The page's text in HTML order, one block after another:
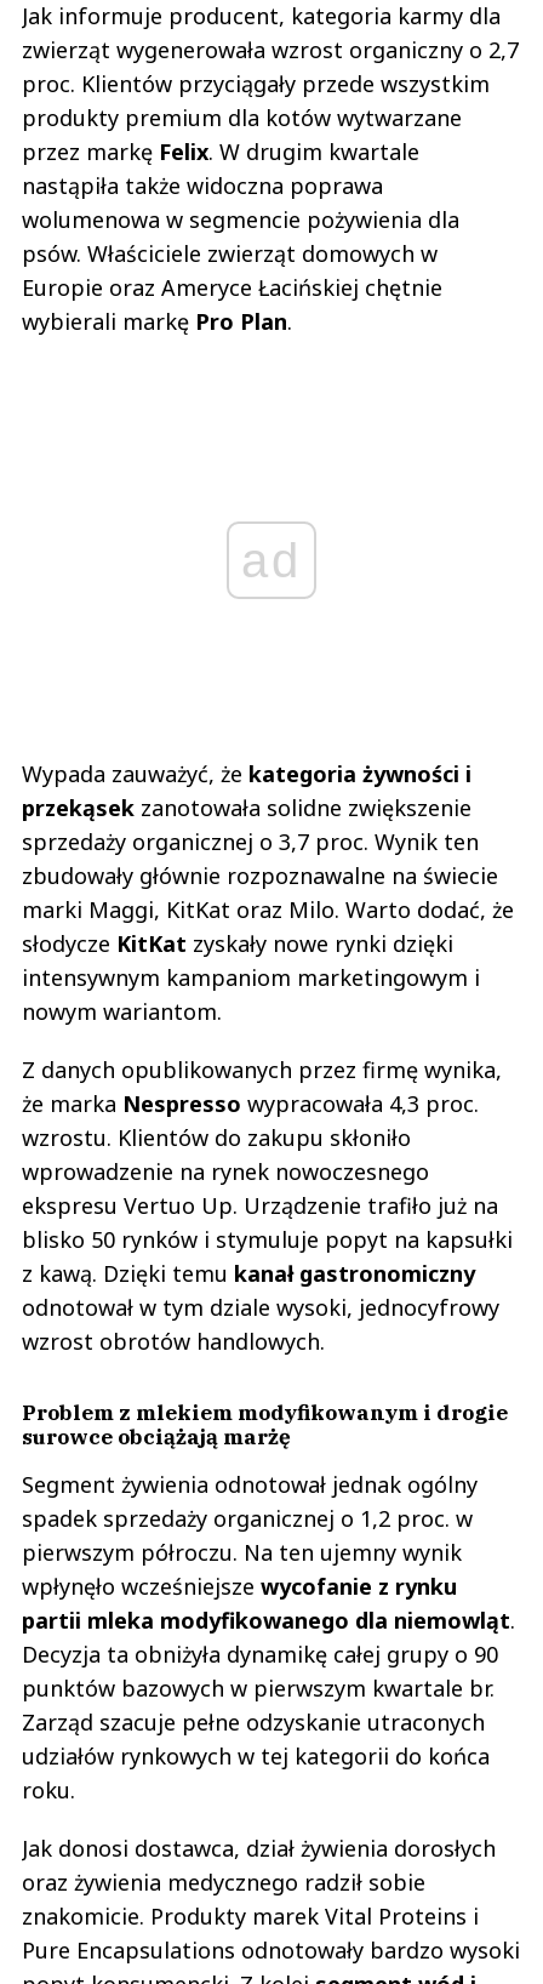
Jak informuje producent, kategoria karmy dla
zwierząt wygenerowała wzrost organiczny o 2,7
proc. Klientów przyciągały przede wszystkim
produkty premium dla kotów wytwarzane
przez markę Felix. W drugim kwartale
nastąpiła także widoczna poprawa
wolumenowa w segmencie pożywienia dla
psów. Właściciele zwierząt domowych w
Europie oraz Ameryce Łacińskiej chętnie
wybierali markę Pro Plan.
ad
Wypada zauważyć, że kategoria żywności i
przekąsek zanotowała solidne zwiększenie
sprzedaży organicznej o 3,7 proc. Wynik ten
zbudowały głównie rozpoznawalne na świecie
marki Maggi, KitKat oraz Milo. Warto dodać, że
słodycze KitKat zyskały nowe rynki dzięki
intensywnym kampaniom marketingowym i
nowym wariantom.
Z danych opublikowanych przez firmę wynika,
że marka Nespresso wypracowała 4,3 proc.
wzrostu. Klientów do zakupu skłoniło
wprowadzenie na rynek nowoczesnego
ekspresu Vertuo Up. Urządzenie trafiło już na
blisko 50 rynków i stymuluje popyt na kapsułki
z kawą. Dzięki temu kanał gastronomiczny
odnotował w tym dziale wysoki, jednocyfrowy
wzrost obrotów handlowych.
Problem z mlekiem modyfikowanym i drogie
surowce obciążają marżę
Segment żywienia odnotował jednak ogólny
spadek sprzedaży organicznej o 1,2 proc. w
pierwszym półroczu. Na ten ujemny wynik
wpłynęło wcześniejsze wycofanie z rynku
partii mleka modyfikowanego dla niemowląt.
Decyzja ta obniżyła dynamikę całej grupy o 90
punktów bazowych w pierwszym kwartale br.
Zarząd szacuje pełne odzyskanie utraconych
udziałów rynkowych w tej kategorii do końca
roku.
Jak donosi dostawca, dział żywienia dorosłych
oraz żywienia medycznego radził sobie
znakomicie. Produkty marek Vital Proteins i
Pure Encapsulations odnotowały bardzo wysoki